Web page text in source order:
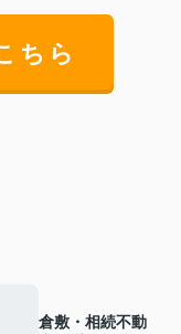
ちら
倉敷・相続不動